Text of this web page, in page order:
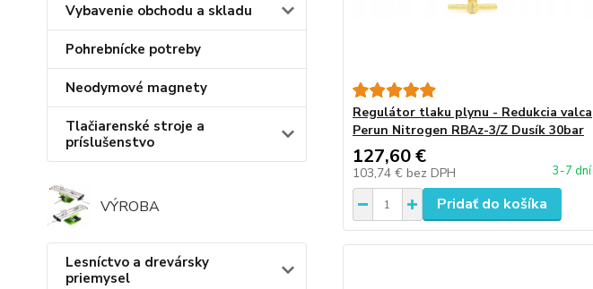
Vybavenie obchodu a skladu
Pohrebnícke potreby
Neodymové magnety
Tlačiarenské stroje a
príslušenstvo
VÝROBA
Lesníctvo a drevársky
priemysel
Regulátor tlaku plynu - Redukcia valca
Perun Nitrogen RBAz-3/Z Dusík 30bar
127,60 €
103,74 € bez DPH 3-7 dní
Pridať do košíka